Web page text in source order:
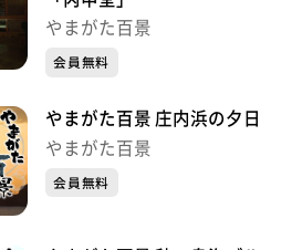
やまがた百景
会員無料
やまがた百景 庄内浜の夕日
やまがた百景
会員無料